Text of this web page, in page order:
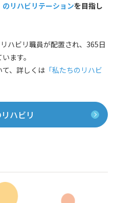
のリハビリテーションを目指し
ハビリ職員が配置され、365日
ます。
、詳しくは 「私たちのリハビ
ハビリ